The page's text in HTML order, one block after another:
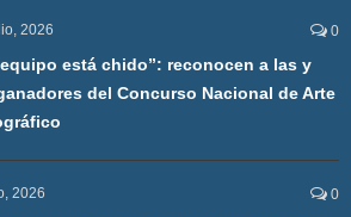
2026 0
equipo está chido”: reconocen a las y
del Concurso Nacional de Arte
2026 0